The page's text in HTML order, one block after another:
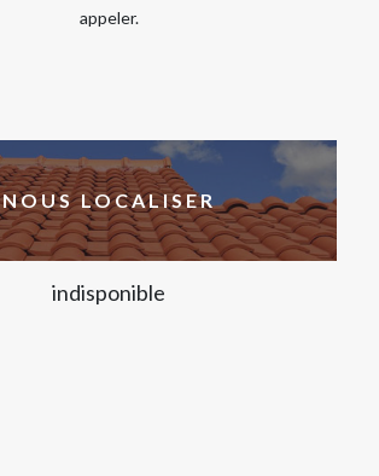
appeler.
NOUS LOCALISER
indisponible